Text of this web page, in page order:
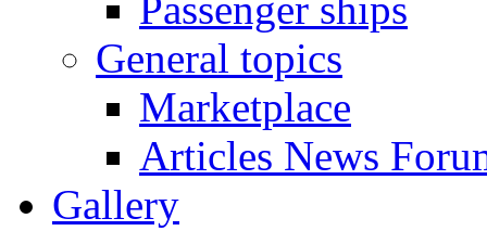
General topics
Marketplace
Articles News
Gallery